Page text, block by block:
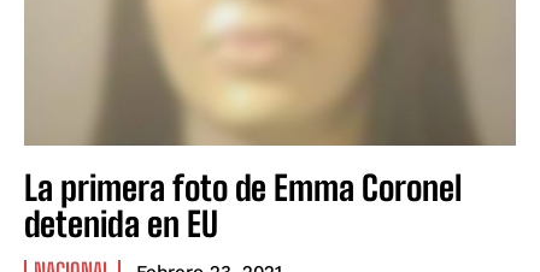
La primera foto de Emma Coronel
detenida en EU